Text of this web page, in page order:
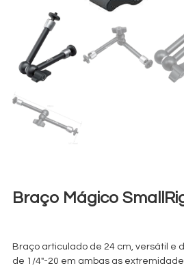
Braço Mágico
Braço articulado de 24 cm, versátil e
de 1/4″-20 em ambas as